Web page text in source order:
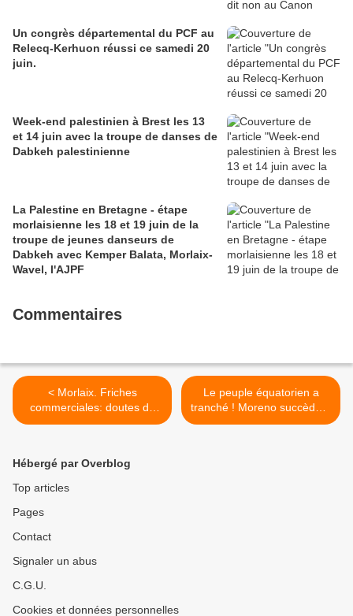
Un congrès départemental du PCF au
Relecq-Kerhuon réussi ce samedi 20
juin.
Week-end palestinien à Brest les 13
et 14 juin avec la troupe de danses de
Dabkeh palestinienne
La Palestine en Bretagne - étape
morlaisienne les 18 et 19 juin de la
troupe de jeunes danseurs de
Dabkeh avec Kemper Balata, Morlaix-
Wavel, l'AJPF
Commentaires
< Morlaix. Friches
commerciales: doutes de
l'opposition (Le
Le peuple équatorien a
tranché ! Moreno succède à
Correa ( PCF) >
Hébergé par Overblog
Top articles
Pages
Contact
Signaler un abus
C.G.U.
Cookies et données personnelles